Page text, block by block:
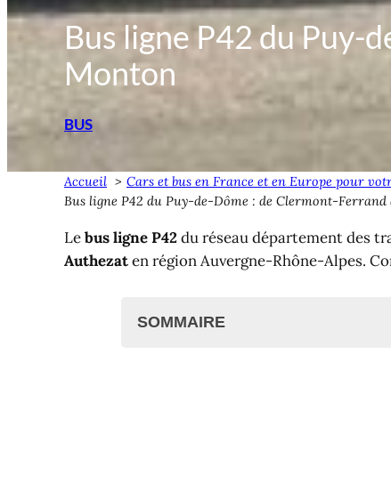
Bus ligne P42 du Puy-
Monton
BUS
Accueil Cars et bus en France et en Europe pour
Bus ligne P42 du Puy-de-Dôme : de Clermont-
Lebus ligne P42 du réseau département des
Authezaten région Auvergne-Rhône-Alpes.
SOMMAIRE